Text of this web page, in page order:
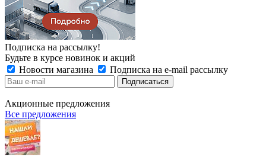
Подписка на рассылку!
Будьте в курсе новинок и акций
Новости магазина
Подписка на e-mail рассылку
Акционные предложения
Все предложения